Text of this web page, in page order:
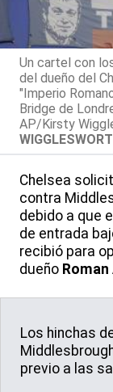
Un cartel con
del dueño del
"Imperio
Bridge de
AP/Kirsty
Chelsea
contra
debido a que
de entrada
recibió para
dueño
Los hinchas
previo a las